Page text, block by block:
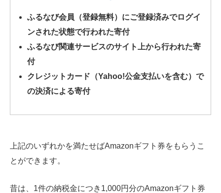
ふるなび会員（登録無料）にご登録済みでログイ
ンされた状態で行われた寄付
ふるなび関連サービスのサイト上から行われた寄
付
クレジットカード（Yahoo!公金支払いを含む）で
の決済による寄付
上記のいずれかを満たせばAmazonギフト券をもらうこ
とができます。
昔は、1件の納税金につき1,000円分のAmazonギフト券